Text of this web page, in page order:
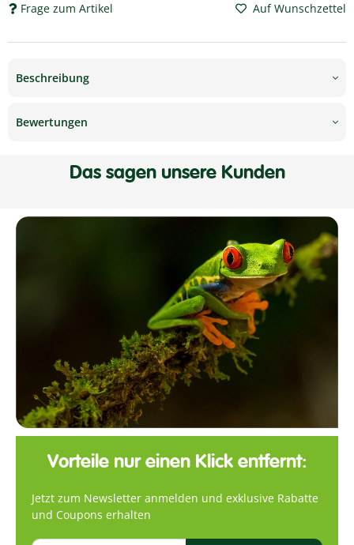
Frage zum Artikel Auf Wunschzettel
Beschreibung
Bewertungen
Das sagen unsere Kunden
Vorteile nur einen Klick entfernt:
Jetzt zum Newsletter anmelden und exklusive Rabatte
und Coupons erhalten